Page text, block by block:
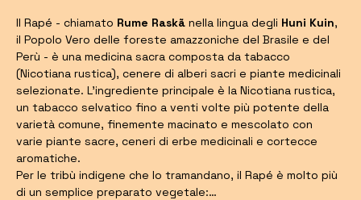
Il Rapé - chiamato Rume Raskã nella lingua degli Huni Kuin,
il Popolo Vero delle foreste amazzoniche del Brasile e del
Perù - è una medicina sacra composta da tabacco
(Nicotiana rustica), cenere di alberi sacri e piante medicinali
selezionate. L'ingrediente principale è la Nicotiana rustica,
un tabacco selvatico fino a venti volte più potente della
varietà comune, finemente macinato e mescolato con
varie piante sacre, ceneri di erbe medicinali e cortecce
aromatiche.
Per le tribù indigene che lo tramandano, il Rapé è molto più
di un semplice preparato vegetale:…